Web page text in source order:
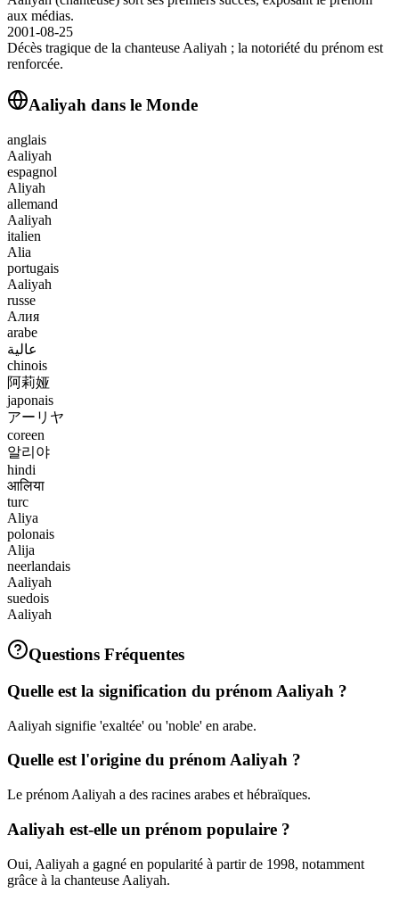
aux médias.
2001-08-25
Décès tragique de la chanteuse Aaliyah ; la notoriété du prénom est
renforcée.
Aaliyah dans le Monde
anglais
Aaliyah
espagnol
Aliyah
allemand
Aaliyah
italien
Alia
portugais
Aaliyah
russe
Алия
arabe
عالية
chinois
阿莉娅
japonais
アーリヤ
coreen
알리야
hindi
आलिया
turc
Aliya
polonais
Alija
neerlandais
Aaliyah
suedois
Aaliyah
Questions Fréquentes
Quelle est la signification du prénom Aaliyah ?
Aaliyah signifie 'exaltée' ou 'noble' en arabe.
Quelle est l'origine du prénom Aaliyah ?
Le prénom Aaliyah a des racines arabes et hébraïques.
Aaliyah est-elle un prénom populaire ?
Oui, Aaliyah a gagné en popularité à partir de 1998, notamment
grâce à la chanteuse Aaliyah.